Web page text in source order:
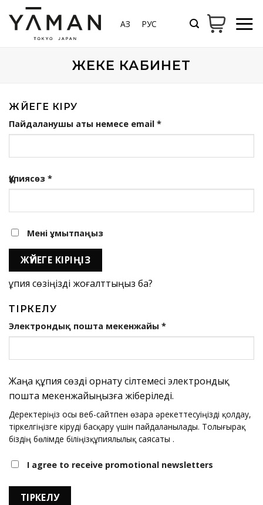
Мазмұнға
өту
ҚАЗ РУС
ЖЕКЕ КАБИНЕТ
ЖҮЙЕГЕ КІРУ
Пайдаланушы аты немесе email *Міндетті
Құпиясөз *Міндетті
Мені ұмытпаңыз
ЖҮЙЕГЕ КІРІҢІЗ
Құпия сөзіңізді жоғалттыңыз ба?
ТІРКЕЛУ
Электрондық пошта мекенжайы *Міндетті
Жаңа құпия сөзді орнату сілтемесі электрондық
пошта мекенжайыңызға жіберіледі.
Деректеріңіз осы веб-сайтпен өзара әрекеттесуіңізді қолдау,
тіркелгіңізге кіруді басқару үшін пайдаланылады. Толығырақ
біздің бөлімде біліңізқұпиялылық саясаты .
I agree to receive promotional newsletters
ТІРКЕЛУ